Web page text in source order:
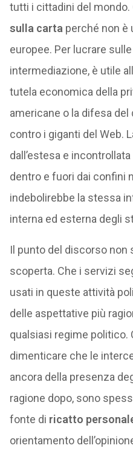
tutti i cittadini del mondo.
sulla carta perché non è
europee. Per lucrare
intermediazione, è utile
tutela economica della
americane o la difesa
contro i giganti del Web.
dall’estesa e
dentro e fuori dai confini
indebolirebbe la stessa
interna ed esterna degli
Il punto del discorso
scoperta. Che i servizi
usati in queste attività
delle aspettative più
qualsiasi regime politico.
dimenticare che le
ancora della presenza
ragione dopo, sono
fonte di ricatto
orientamento